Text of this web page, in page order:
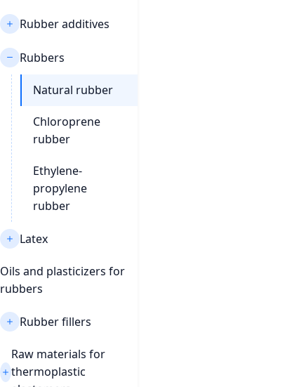
Rubber additives
Rubbers
Natural rubber
Chloroprene
rubber
Ethylene-
propylene
rubber
Latex
Oils and plasticizers for
rubbers
Rubber fillers
Raw materials for
thermoplastic